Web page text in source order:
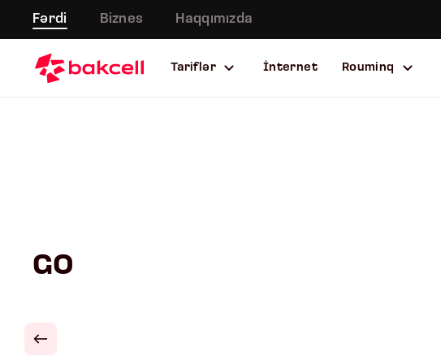
Fərdi Biznes Haqqımızda
Tariflər İnternet Rouminq
GO